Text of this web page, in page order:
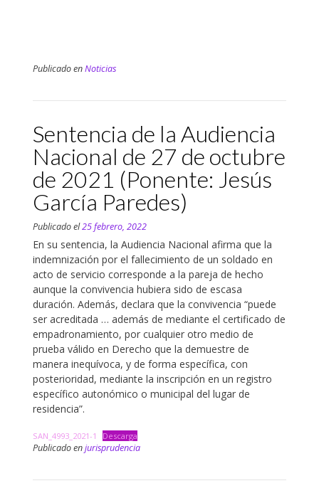
Publicado enNoticias
Sentencia de la Audiencia
Nacional de 27 de octubre
de 2021 (Ponente: Jesús
García Paredes)
Publicado el25 febrero, 2022
En su sentencia, la Audiencia Nacional afirma que la
indemnización por el fallecimiento de un soldado en
acto de servicio corresponde a la pareja de hecho
aunque la convivencia hubiera sido de escasa
duración. Además, declara que la convivencia “puede
ser acreditada … además de mediante el certificado de
empadronamiento, por cualquier otro medio de
prueba válido en Derecho que la demuestre de
manera inequívoca, y de forma específica, con
posterioridad, mediante la inscripción en un registro
específico autonómico o municipal del lugar de
residencia”.
SAN_4993_2021-1 Descarga
Publicado enjurisprudencia